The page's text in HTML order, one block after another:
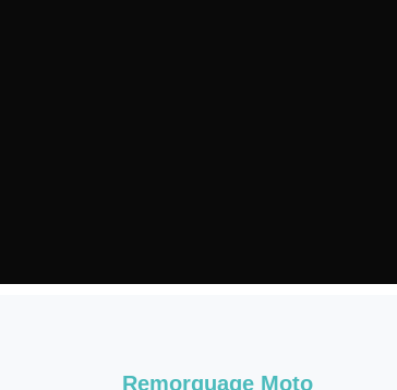
Remorquage Moto